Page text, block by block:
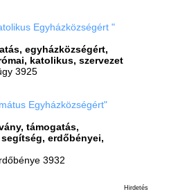
Egyházközségért "
egyházközségért,
katolikus, szervezet
3925
Egyházközségért"
támogatás,
erdőbényei,
3932
Hirdetés